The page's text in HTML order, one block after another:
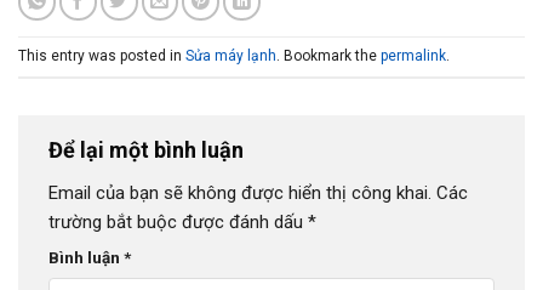
This entry was posted in Sửa máy lạnh . Bookmark the permalink
Để lại một bình luận
Email của bạn sẽ không được hiển thị công khai. Các
trường bắt buộc được đánh dấu *
Bình luận *